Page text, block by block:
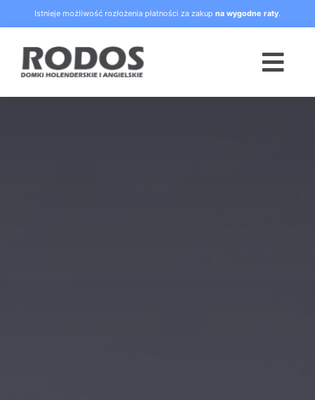
to
content
Istnieje możliwość rozłożenia płatności za zakup na wygodne raty.